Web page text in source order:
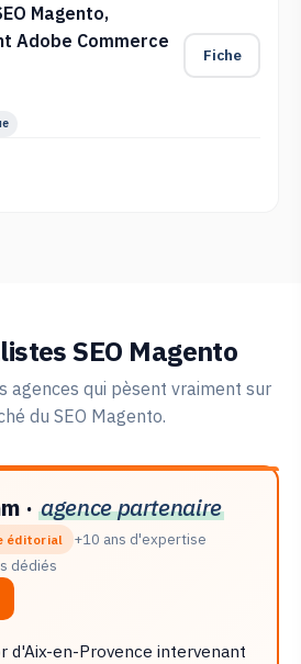
Magento,
Adobe Commerce
Fiche
SEO Magento
agences qui pèsent vraiment sur
du SEO Magento.
· agence partenaire
éditorial
+10 ans d'expertise
dédiés
d'Aix-en-Provence intervenant